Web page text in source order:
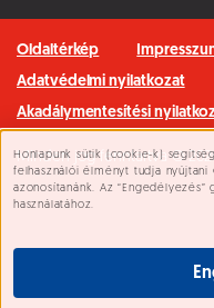
Süti beállítások
Honlapunk sütik (cookie-k)
felhasználói élményt tudja
azonosítanánk. Az
használatához.
Oldaltérkép
Adatvédelmi nyilatkozat
Akadálymentesítési
Minden jog fenntartva ©